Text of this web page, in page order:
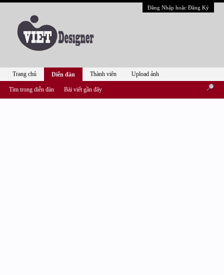
Đăng Nhập hoặc Đăng Ký
Trang chủ Diễn đàn
Tìm trong diễn đàn Bài viết gần đây
Thành viên Upload ảnh